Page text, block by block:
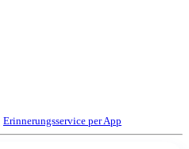
Erinnerungsservice per App